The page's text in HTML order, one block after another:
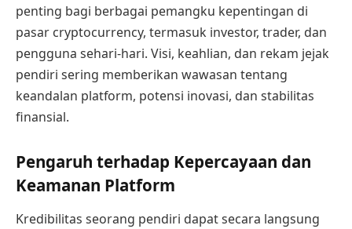
penting bagi berbagai pemangku kepentingan di
pasar cryptocurrency, termasuk investor, trader, dan
pengguna sehari-hari. Visi, keahlian, dan rekam jejak
pendiri sering memberikan wawasan tentang
keandalan platform, potensi inovasi, dan stabilitas
finansial.
Pengaruh terhadap Kepercayaan dan
Keamanan Platform
Kredibilitas seorang pendiri dapat secara langsung